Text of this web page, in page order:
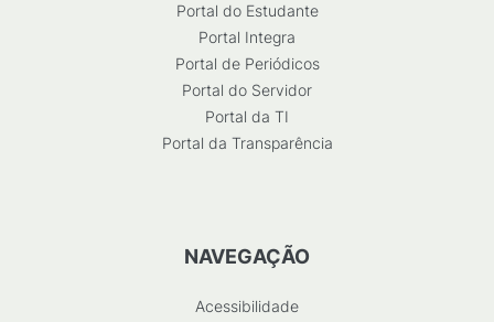
Portal do Estudante
Portal Integra
Portal de Periódicos
Portal do Servidor
Portal da TI
Portal da Transparência
NAVEGAÇÃO
Acessibilidade